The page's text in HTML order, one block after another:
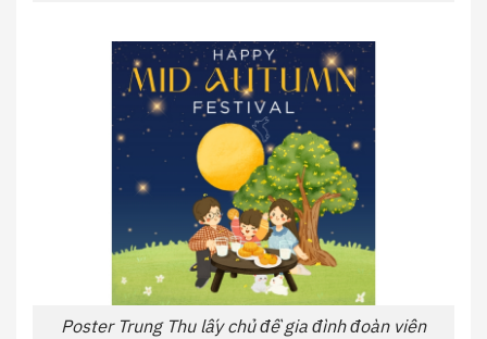
Poster Trung Thu lấy chủ đề gia đình đoàn viên